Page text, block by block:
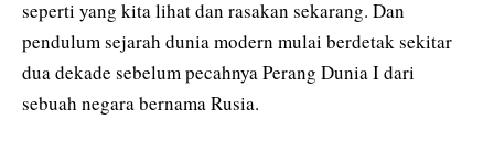
seperti yang kita lihat dan rasakan sekarang. Dan
pendulum sejarah dunia modern mulai berdetak sekitar
dua dekade sebelum pecahnya Perang Dunia I dari
sebuah negara bernama Rusia.